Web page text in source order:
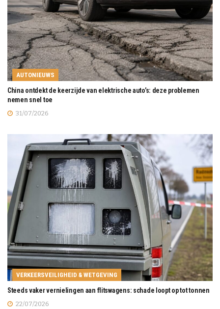
AUTONIEUWS
China ontdekt de keerzijde van elektrische auto’s: deze problemen
nemen snel toe
31/07/2026
VERKEERSVEILIGHEID & WETGEVING
Steeds vaker vernielingen aan flitswagens: schade loopt op tot tonnen
22/07/2026